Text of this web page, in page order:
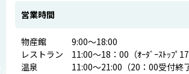
営業時間
物産館 9:00～18:00
レストラン 11:00～18：00（ｵｰﾀﾞｰｽﾄｯﾌﾟ17
温泉 11:00～21:00（20：00受付終了